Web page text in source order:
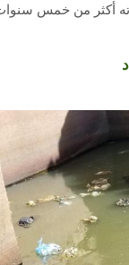
الدولية في بلد دمرته